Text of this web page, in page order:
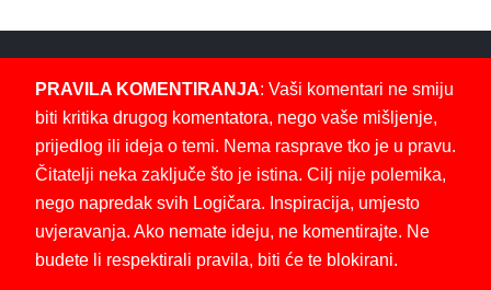
PRAVILA KOMENTIRANJA: Vaši komentari ne smiju
biti kritika drugog komentatora, nego vaše mišljenje,
prijedlog ili ideja o temi. Nema rasprave tko je u pravu.
Čitatelji neka zaključe što je istina. Cilj nije polemika,
nego napredak svih Logičara. Inspiracija, umjesto
uvjeravanja. Ako nemate ideju, ne komentirajte. Ne
budete li respektirali pravila, biti će te blokirani.